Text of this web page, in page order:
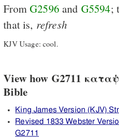
FromG2596and G5594;
that is, refresh
KJV Usage: cool.
View how G2711
Bible
King James Version (KJV)
Revised 1833 Webster
G2711